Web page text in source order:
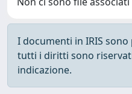
I documenti in IRIS
tutti i diritti sono
indicazione.